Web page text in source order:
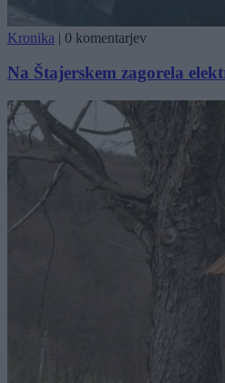
Kronika | 0 komentarjev
Na Štajerskem zagorela